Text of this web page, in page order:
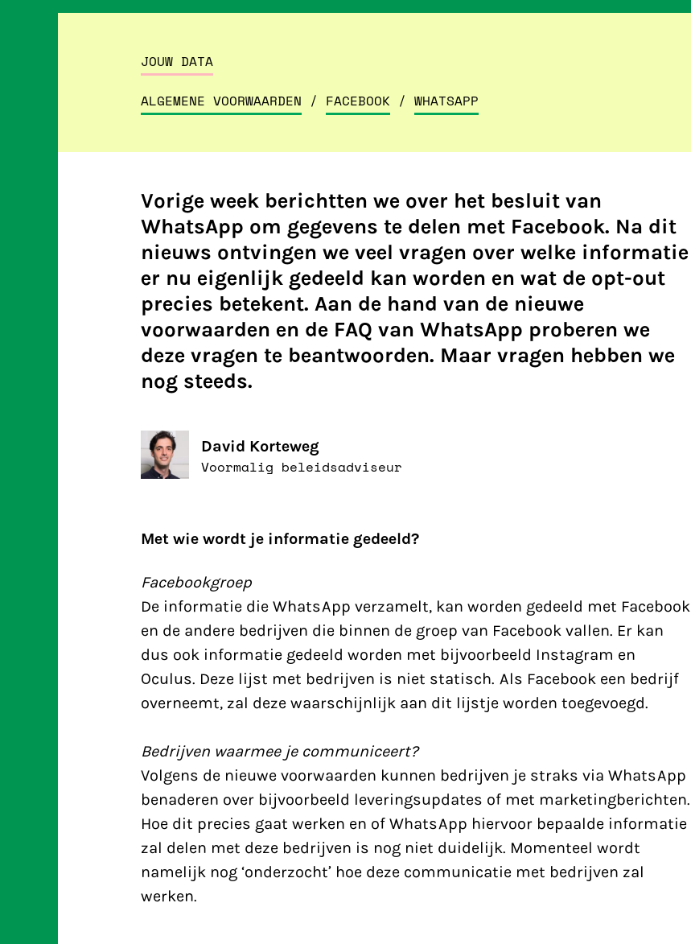
JOUW DATA
ALGEMENE VOORWAARDEN / FACEBOOK / WHATSAPP
Vorige week berichtten we over het besluit van
WhatsApp om gegevens te delen met Facebook. Na dit
nieuws ontvingen we veel vragen over welke informatie
er nu eigenlijk gedeeld kan worden en wat de opt-out
precies betekent. Aan de hand van de nieuwe
voorwaarden en de FAQ van WhatsApp proberen we
deze vragen te beantwoorden. Maar vragen hebben we
nog steeds.
David Korteweg
Voormalig beleidsadviseur
Met wie wordt je informatie gedeeld?
Facebookgroep
De informatie die WhatsApp verzamelt, kan worden gedeeld met Facebook
en de andere bedrijven die binnen de groep van Facebookvallen. Er kan
dus ook informatie gedeeld worden met bijvoorbeeld Instagram en
Oculus. Deze lijst met bedrijven is niet statisch. Als Facebook een bedrijf
overneemt, zal deze waarschijnlijk aan dit lijstje worden toegevoegd.
Bedrijven waarmee je communiceert?
Volgens de nieuwe voorwaarden kunnen bedrijven je straks via WhatsApp
benaderen over bijvoorbeeld leveringsupdates of met marketingberichten.
Hoe dit precies gaat werken en of WhatsApp hiervoor bepaalde informatie
zal delen met deze bedrijven is nog niet duidelijk. Momenteel wordt
namelijk nog ‘onderzocht’ hoe deze communicatie met bedrijven zal
werken.